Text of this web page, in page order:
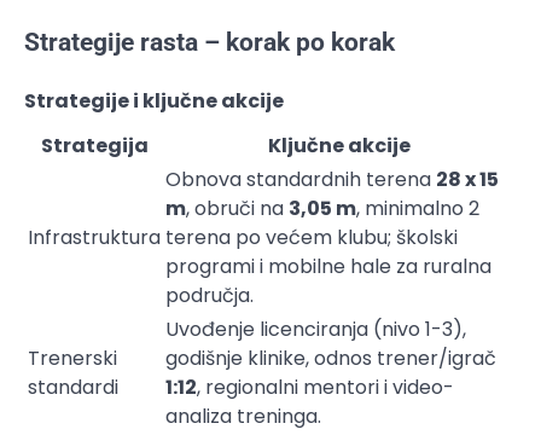
Strategije rasta – korak po korak
Strategije i ključne akcije
Strategija
Ključne akcije
Infrastruktura
Obnova standardnih terena 28 x 15
m, obruči na 3,05 m, minimalno 2
terena po većem klubu; školski
programi i mobilne hale za ruralna
područja.
Trenerski
standardi
Uvođenje licenciranja (nivo 1-3),
godišnje klinike, odnos trener/igrač
1:12, regionalni mentori i video-
analiza treninga.